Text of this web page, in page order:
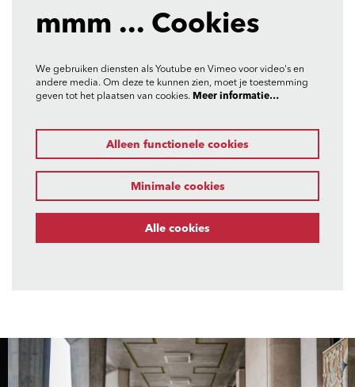
mmm ... Cookies
We gebruiken diensten als Youtube en Vimeo voor video's en
andere media. Om deze te kunnen zien, moet je toestemming
geven tot het plaatsen van cookies. Meer informatie…
Alleen functionele cookies
Minimale cookies
Alle cookies